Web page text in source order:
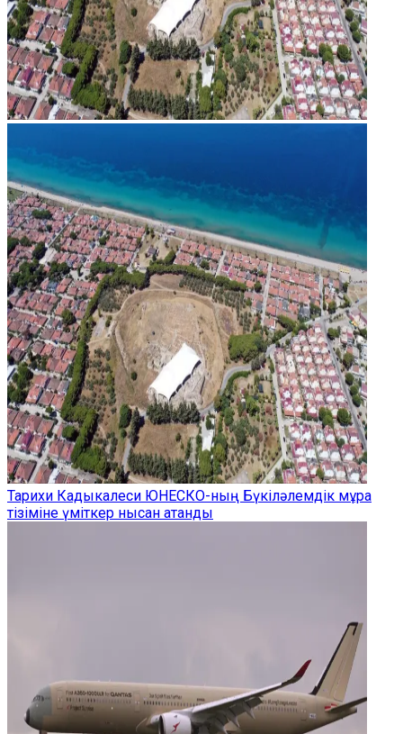
Тарихи Кадыкалеси ЮНЕСКО-ның Бүкіләлемдік мұра
тізіміне үміткер нысан атанды